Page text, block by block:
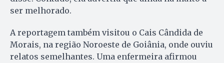
ser melhorado.
A reportagem também visitou o Cais Cândida de
Morais, na região Noroeste de Goiânia, onde ouviu
relatos semelhantes. Uma enfermeira afirmou